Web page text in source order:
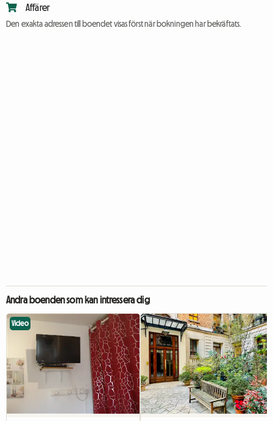
Affärer
Den exakta adressen till boendet visas först när bokningen har bekräftats.
Andra boenden som kan intressera dig
Video